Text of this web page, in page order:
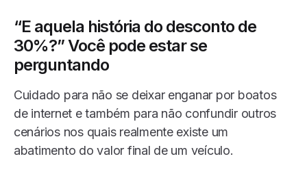
“E aquela história do desconto de
30%?” Você pode estar se
perguntando
Cuidado para não se deixar enganar por boatos
de internet e também para não confundir outros
cenários nos quais realmente existe um
abatimento do valor final de um veículo.